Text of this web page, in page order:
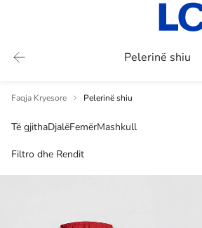
Pelerinë shiu
Faqja Kryesore Pelerinë shiu
Të gjithaDjalëFemërMashkull
Filtro dhe Rendit